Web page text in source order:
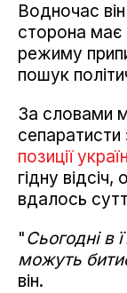
Водночас
сторона має
режиму
пошук
За словами
сепаратисти
позиції
гідну відсіч,
вдалось
"Сьогодні в
можуть
він.